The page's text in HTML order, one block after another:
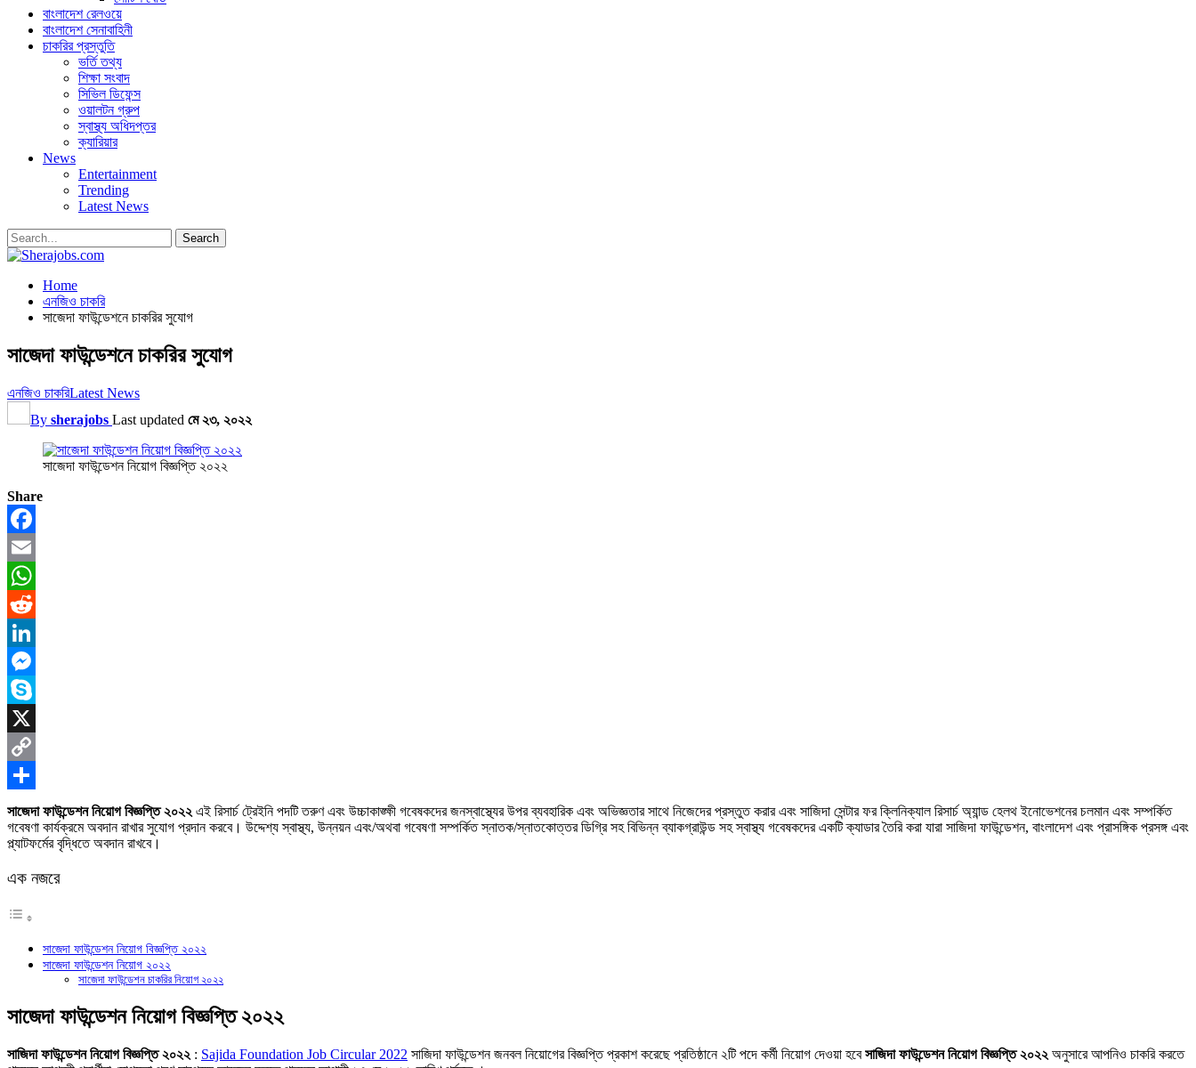
বাংলাদেশ রেলওয়ে
বাংলাদেশ সেনাবাহিনী
চাকরির প্রস্তুতি
ভর্তি তথ্য
শিক্ষা সংবাদ
সিভিল ডিফেন্স
ওয়ালটন গ্রুপ
স্বাস্থ্য অধিদপ্তর
ক্যারিয়ার
News
Entertainment
Trending
Latest News
Home
এনজিও চাকরি
সাজেদা ফাউন্ডেশনে চাকরির সুযোগ
সাজেদা ফাউন্ডেশনে চাকরির সুযোগ
এনজিও চাকরিLatest News
By sherajobs Last updated মে ২৩, ২০২২
সাজেদা ফাউন্ডেশন নিয়োগ বিজ্ঞপ্তি ২০২২
Share
Facebook
Email
WhatsApp
Reddit
LinkedIn
Messenger
Skype
X
Copy
Link
Share
সাজেদা ফাউন্ডেশন নিয়োগ বিজ্ঞপ্তি ২০২২ এই রিসার্চ ট্রেইনি পদটি তরুণ এবং উচ্চাকাঙ্ক্ষী গবেষকদের জনস্বাস্থ্যের উপর ব্যবহারিক এবং অভিজ্ঞতার সাথে নিজেদের প্রস্তুত করার এবং সাজিদা সেন্টার ফর ক্লিনিক্যাল রিসার্চ অ্যান্ড হেলথ ইনোভেশনের চলমান এবং সম্পর্কিত
গবেষণা কার্যক্রমে অবদান রাখার সুযোগ প্রদান করবে। উদ্দেশ্য স্বাস্থ্য, উন্নয়ন এবং/অথবা গবেষণা সম্পর্কিত স্নাতক/স্নাতকোত্তর ডিগ্রি সহ বিভিন্ন ব্যাকগ্রাউন্ড সহ স্বাস্থ্য গবেষকদের একটি ক্যাডার তৈরি করা যারা সাজিদা ফাউন্ডেশন, বাংলাদেশ এবং প্রাসঙ্গিক প্রসঙ্গ এবং
প্ল্যাটফর্মের বৃদ্ধিতে অবদান রাখবে।
এক নজরে
সাজেদা ফাউন্ডেশন নিয়োগ বিজ্ঞপ্তি ২০২২
সাজেদা ফাউন্ডেশন নিয়োগ ২০২২
সাজেদা ফাউন্ডেশন চাকরির নিয়োগ ২০২২
সাজেদা ফাউন্ডেশন নিয়োগ বিজ্ঞপ্তি ২০২২
সাজিদা ফাউন্ডেশন নিয়োগ বিজ্ঞপ্তি ২০২২ : Sajida Foundation Job Circular 2022 সাজিদা ফাউন্ডেশন জনবল নিয়োগের বিজ্ঞপ্তি প্রকাশ করেছে প্রতিষ্ঠানে ২টি পদে কর্মী নিয়োগ দেওয়া হবেসাজিদা ফাউন্ডেশন নিয়োগ বিজ্ঞপ্তি ২০২২ অনুসারে আপনিও চাকরি করতে